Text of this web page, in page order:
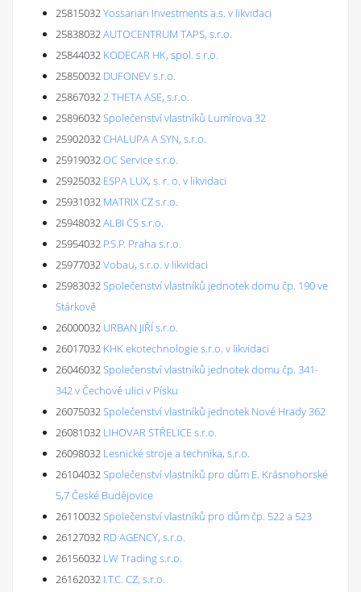
25815032Yossarian Investments a.s. v likvidaci
25838032AUTOCENTRUM TAPS, s.r.o.
25844032 KODECAR HK, spol. s r.o.
25850032 DUFONEV s.r.o.
258670322 THETA ASE, s.r.o.
25896032Společenství vlastníků Lumírova 32
25902032CHALUPA A SYN, s.r.o.
25919032OC Service s.r.o.
25925032 ESPA LUX, s. r. o. v likvidaci
25931032 MATRIX CZ s.r.o.
25948032ALBI CS s.r.o.
25954032 P.S.P. Praha s.r.o.
25977032Vobau, s.r.o. v likvidaci
25983032Společenství vlastníků jednotek domu čp. 190 ve
Stárkově
26000032 URBAN JIŘÍ s.r.o.
26017032 KHK ekotechnologie s.r.o. v likvidaci
26046032Společenství vlastníků jednotek domu čp. 341-
342 v Čechově ulici v Písku
26075032Společenství vlastníků jednotek Nové Hrady 362
26081032 LIHOVAR STŘELICE s.r.o.
26098032 Lesnické stroje a technika, s.r.o.
26104032Společenství vlastníků pro dům E. Krásnohorské
5,7 České Budějovice
26110032Společenství vlastníků pro dům čp. 522 a 523
26127032 RD AGENCY, s.r.o.
26156032 LW Trading s.r.o.
26162032 I.T.C. CZ, s.r.o.